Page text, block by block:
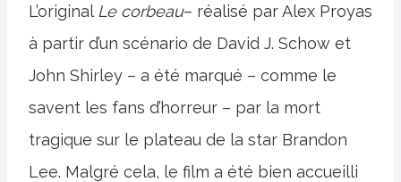
L’original Le corbeau– réalisé par Alex Proyas
à partir d’un scénario de David J. Schow et
John Shirley – a été marqué – comme le
savent les fans d’horreur – par la mort
tragique sur le plateau de la star Brandon
Lee. Malgré cela, le film a été bien accueilli